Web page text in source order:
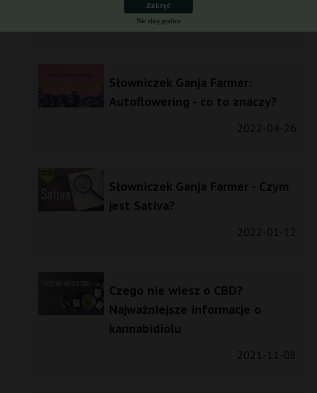
Słowniczek Ganja Farmer:
Autoflowering - co to znaczy?
2022-04-26
Słowniczek Ganja Farmer - Czym
jest Sativa?
2022-01-12
Czego nie wiesz o CBD?
Najważniejsze informacje o
kannabidiolu
2021-11-08
Zakręć
Nie chcę gratisu